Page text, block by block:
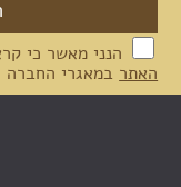
הנני מאשר כי
האתר במאגרי החברה